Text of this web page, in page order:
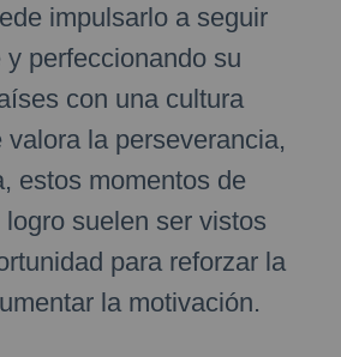
impulsarlo a seguir
perfeccionando su
con una cultura
valora la perseverancia,
estos momentos de
suelen ser vistos
para reforzar la
la motivación.